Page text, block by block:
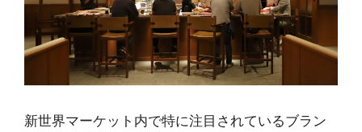
新世界マーケット内で特に注目されているブラン